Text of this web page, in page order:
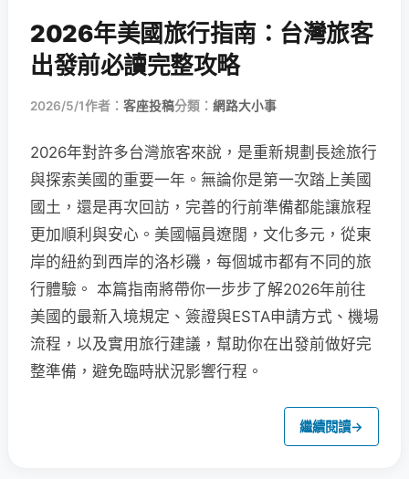
2026年美國旅行指南：台灣旅客
出發前必讀完整攻略
2026/5/1作者： 客座投稿分類： 網路大小事
2026年對許多台灣旅客來說，是重新規劃長途旅行
與探索美國的重要一年。無論你是第一次踏上美國
國土，還是再次回訪，完善的行前準備都能讓旅程
更加順利與安心。美國幅員遼闊，文化多元，從東
岸的紐約到西岸的洛杉磯，每個城市都有不同的旅
行體驗。 本篇指南將帶你一步步了解2026年前往
美國的最新入境規定、簽證與ESTA申請方式、機場
流程，以及實用旅行建議，幫助你在出發前做好完
整準備，避免臨時狀況影響行程。
繼續閱讀→